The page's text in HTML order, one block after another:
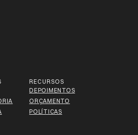
RECURSOS
DEPOIMENTOS
ORÇAMENTO
POLÍTICAS